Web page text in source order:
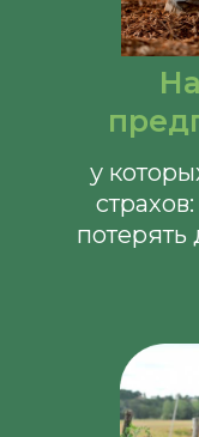
у
потерять